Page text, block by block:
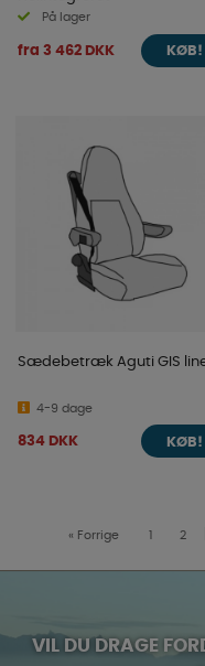
På lager
fra 3 462 DKK KØB!
Sædebetræk Aguti GIS
4-9 dage
834 DKK KØB!
« Forrige 1 2
VIL DU DRAGE